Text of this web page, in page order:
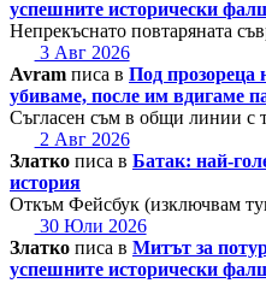
успешните исторически
Непрекъснато повтаряната
3 Авг 2026
Avram писа в Под прозореца
убиваме, после им вдигаме
Съгласен съм в общи линии с
2 Авг 2026
Златко писа в Батак: най-
история
Откъм Фейсбук (изключвам
30 Юли 2026
Златко писа в Митът за
успешните исторически